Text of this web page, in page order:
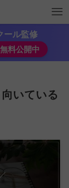
ール監修
料公開中
いている